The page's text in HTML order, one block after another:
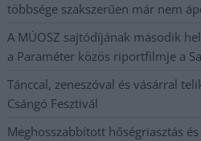
többsége szakszerűen már nem
A MÚOSZ sajtódíjának második
a Paraméter közös riportfilmje a
Tánccal, zeneszóval és vásárral
Csángó Fesztivál
Meghosszabbított hőségriasztás